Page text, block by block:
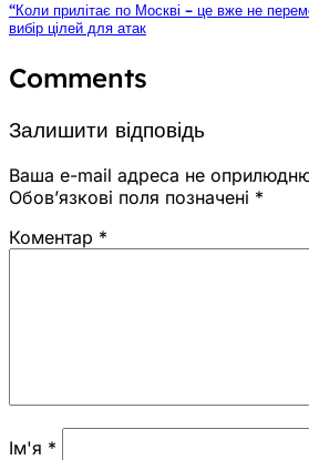
“Коли прилітає по Москві – це вже не
вибір цілей для атак
Comments
Залишити відповідь
Ваша e-mail адреса не
Обов’язкові поля позначені *
Коментар *
Ім'я *